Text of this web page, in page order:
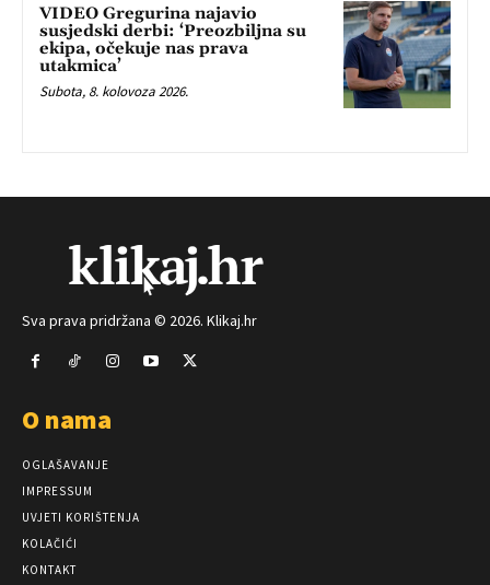
VIDEO Gregurina najavio
susjedski derbi: ‘Preozbiljna su
ekipa, očekuje nas prava
utakmica’
Subota, 8. kolovoza 2026.
Sva prava pridržana © 2026. Klikaj.hr
O nama
OGLAŠAVANJE
IMPRESSUM
UVJETI KORIŠTENJA
KOLAČIĆI
KONTAKT